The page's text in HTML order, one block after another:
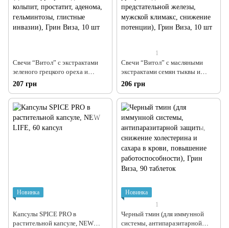
Свечи “Витол” с экстрактами
зеленого грецкого ореха и
эфирным маслом чайного дерева
(цистит, уретрит, аднексит,
кольпит, простатит, аденома,
гельминтозы, глистные инвазии),
Грин Виза, 10 шт
207 грн
1
Свечи “Витол” с масляными
экстрактами семян тыквы и
солодки (хронический
простатит, уретрит, аденома
предстательной железы,
мужской климакс, снижение
потенции), Грин Виза, 10 шт
206 грн
Новинка
Капсулы SPICE PRO в
растительной капсуле, NEW
Новинка
1
Черный тмин (для иммунной
системы, антипаразитарной